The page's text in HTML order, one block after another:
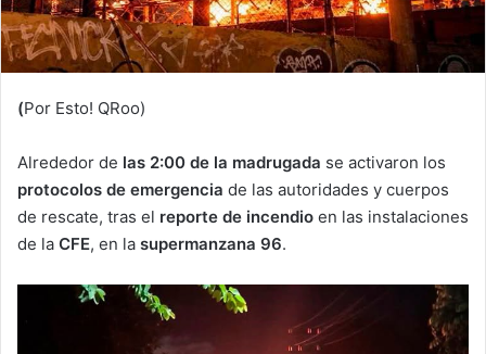
(Por Esto! QRoo)
Alrededor de las 2:00 de la madrugada se activaron los
protocolos de emergencia de las autoridades y cuerpos
de rescate, tras el reporte de incendio en las instalaciones
de la CFE, en la supermanzana 96.